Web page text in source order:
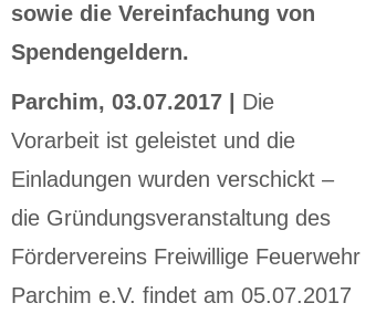
sowie die Vereinfachung von
Spendengeldern.
Parchim, 03.07.2017 | Die
Vorarbeit ist geleistet und die
Einladungen wurden verschickt –
die Gründungsveranstaltung des
Fördervereins Freiwillige Feuerwehr
Parchim e.V. findet am 05.07.2017